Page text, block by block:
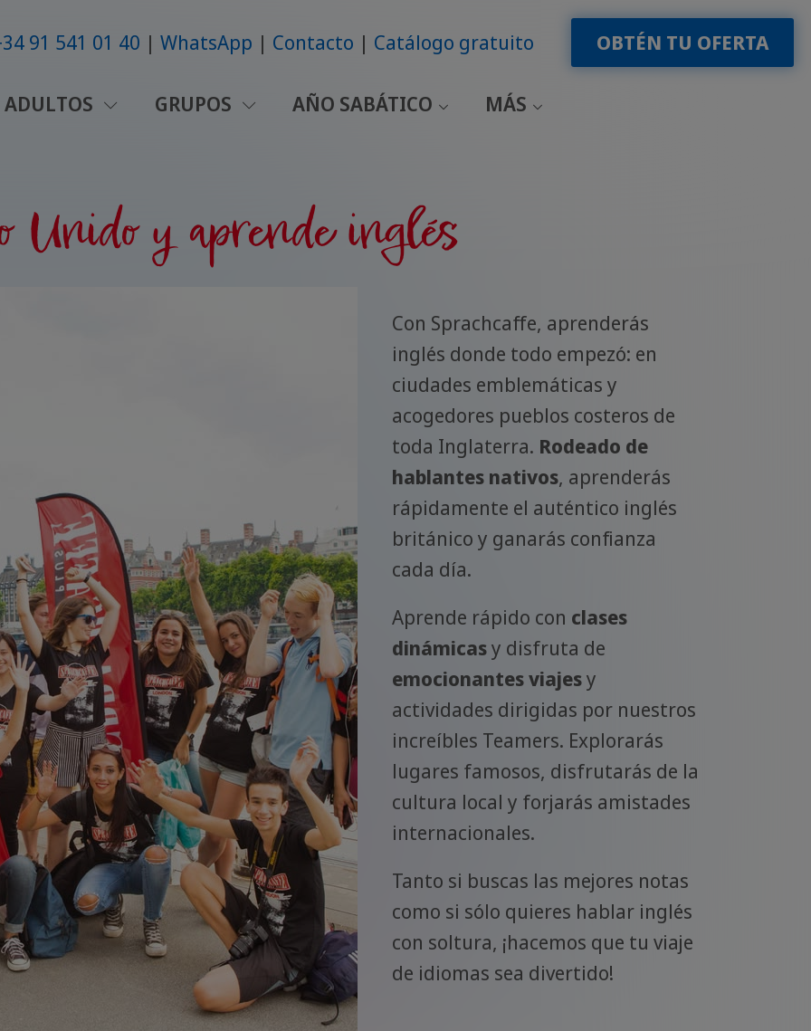
91 541 01 40 WhatsApp Contacto Catálogo gratuito OBTÉN TU OFERTA
ADULTOS GRUPOS AÑO SABÁTICO MÁS
Unido y aprende inglés
Con Sprachcaffe, aprenderás
inglés donde todo empezó: en
ciudades emblemáticas y
acogedores pueblos costeros de
toda Inglaterra. Rodeado de
hablantes nativos, aprenderás
rápidamente el auténtico inglés
británico y ganarás confianza
cada día.
Aprende rápido con clases
dinámicasy disfruta de
emocionantes viajesy
actividades dirigidas por nuestros
increíbles Teamers. Explorarás
lugares famosos, disfrutarás de la
cultura local y forjarás amistades
internacionales.
Tanto si buscas las mejores notas
como si sólo quieres hablar inglés
con soltura, ¡hacemos que tu viaje
de idiomas sea divertido!